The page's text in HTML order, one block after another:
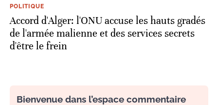
POLITIQUE
Accord d'Alger: l'ONU accuse les hauts gradés
de l'armée malienne et des services secrets
d'être le frein
Bienvenue dans l’espace commentaire